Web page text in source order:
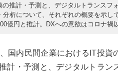
推計・予測と、デジタルトランスフ
分析について、それぞれの概要を示し
億円と推計。DXへの意欲はコロナ禍
国内民間企業におけるIT投資
計・予測と、デジタルトラン